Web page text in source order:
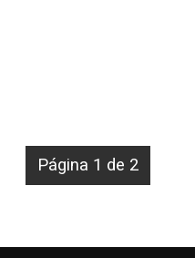
Página 1 de 2